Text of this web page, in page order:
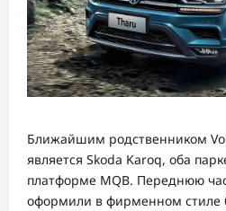
Ближайшим родственником
является Skoda Karoq, оба
платформе MQB. Переднюю
оформили в фирменном стиле